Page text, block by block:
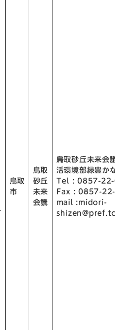
鳥取
市
鳥取
砂丘
未来
会議
鳥取砂丘未来会議
活環境部緑豊かな
Tel : 0857-22-
Fax : 0857-22-
mail :midori-